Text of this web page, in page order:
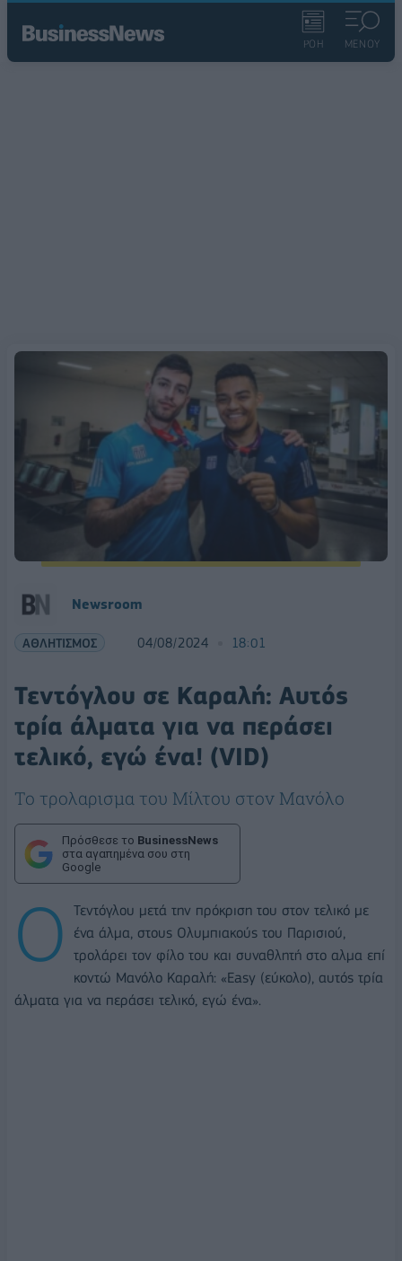
ΡΟΗ ΜΕΝΟΥ
Newsroom
ΑΘΛΗΤΙΣΜΟΣ 04/08/2024 18:01
Τεντόγλου σε Καραλή: Αυτός
τρία άλματα για να περάσει
τελικό, εγώ ένα! (VID)
Το τρολαρισμα του Μίλτου στον Μανόλο
Πρόσθεσε το BusinessNews
στα αγαπημένα σου στη
Google
Ο
Τεντόγλου μετά την πρόκριση του στον τελικό με
ένα άλμα, στους Ολυμπιακούς του Παρισιού,
τρολάρει τον φίλο του και συναθλητή στο αλμα επί
κοντώ Μανόλο Καραλή: «Easy (εύκολο), αυτός τρία
άλματα για να περάσει τελικό, εγώ ένα».